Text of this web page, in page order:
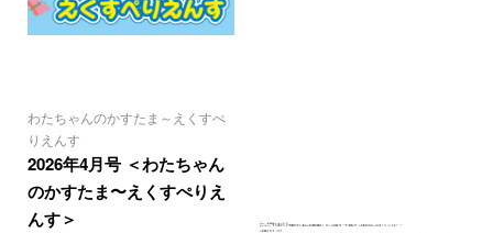
わたちゃんのかすたま～えくすぺ
りえんす
2026年4月号 ＜わたちゃん
のかすたま〜えくすぺりえ
んす＞